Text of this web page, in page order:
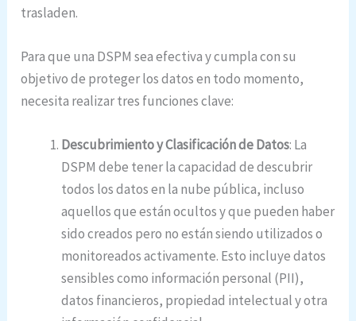
trasladen.
Para que una DSPM sea efectiva y cumpla con su
objetivo de proteger los datos en todo momento,
necesita realizar tres funciones clave:
Descubrimiento y Clasificación de Datos: La
DSPM debe tener la capacidad de descubrir
todos los datos en la nube pública, incluso
aquellos que están ocultos y que pueden haber
sido creados pero no están siendo utilizados o
monitoreados activamente. Esto incluye datos
sensibles como información personal (PII),
datos financieros, propiedad intelectual y otra